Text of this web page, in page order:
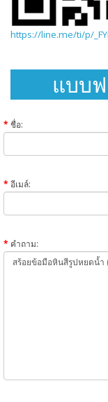
https://line.me/ti/p/
แบบ
ชื่อ:
อีเมล์:
คำถาม: